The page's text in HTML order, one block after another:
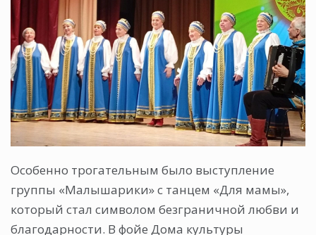
Особенно трогательным было выступление
группы «Малышарики» с танцем «Для мамы»,
который стал символом безграничной любви и
благодарности. В фойе Дома культуры